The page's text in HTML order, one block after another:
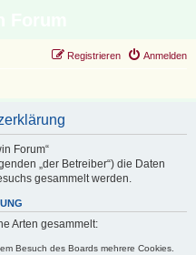
Anmelden
Registrieren
Forum“
„der Betreiber“) die Daten
gesammelt werden.
Arten gesammelt:
Besuch des Boards mehrere Cookies.